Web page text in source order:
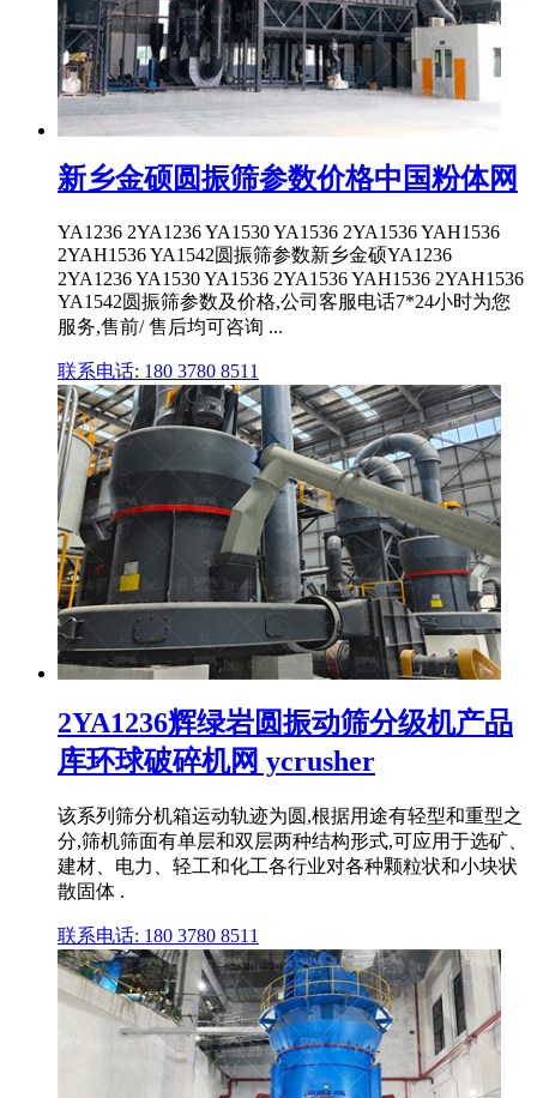
新乡金硕圆振筛参数价格中国粉体网
YA1236 2YA1236 YA1530 YA1536 2YA1536 YAH1536
2YAH1536 YA1542圆振筛参数新乡金硕YA1236
2YA1236 YA1530 YA1536 2YA1536 YAH1536 2YAH1536
YA1542圆振筛参数及价格,公司客服电话7*24小时为您
服务,售前/ 售后均可咨询 ...
联系电话: 180 3780 8511
2YA1236辉绿岩圆振动筛分级机产品
库环球破碎机网 ycrusher
该系列筛分机箱运动轨迹为圆,根据用途有轻型和重型之
分,筛机筛面有单层和双层两种结构形式,可应用于选矿、
建材、电力、轻工和化工各行业对各种颗粒状和小块状
散固体 .
联系电话: 180 3780 8511